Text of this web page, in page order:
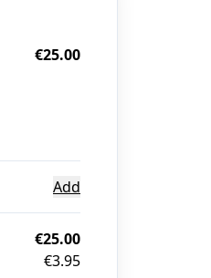
€25.00
Add
€25.00
€3.95